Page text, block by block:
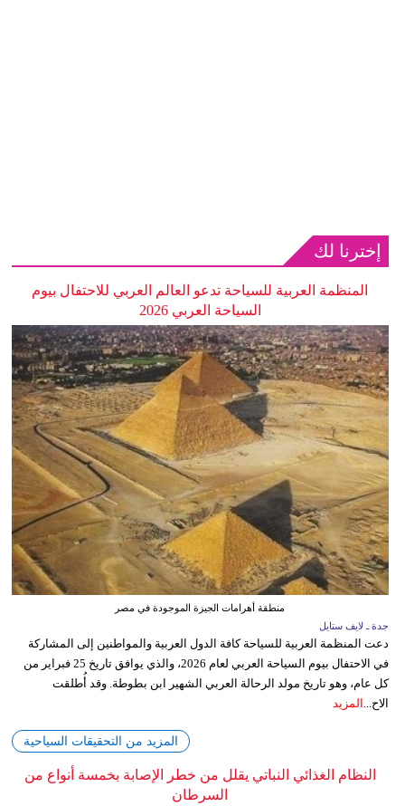
إخترنا لك
المنظمة العربية للسياحة تدعو العالم العربي للاحتفال بيوم
السياحة العربي 2026
منطقة أهرامات الجيزة الموجودة في مصر
جدة ـ لايف ستايل
دعت المنظمة العربية للسياحة كافة الدول العربية والمواطنين إلى المشاركة
في الاحتفال بيوم السياحة العربي لعام 2026، والذي يوافق تاريخ 25 فبراير من
كل عام، وهو تاريخ مولد الرحالة العربي الشهير ابن بطوطة. وقد أُطلقت
الاح... المزيد
المزيد من التحقيقات السياحية
النظام الغذائي النباتي يقلل من خطر الإصابة بخمسة أنواع من
السرطان